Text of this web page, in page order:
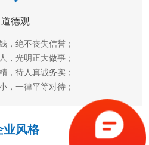
道德观
，绝不丧失信誉；
，光明正大做事；
，待人真诚务实；
，一律平等对待；
业风格